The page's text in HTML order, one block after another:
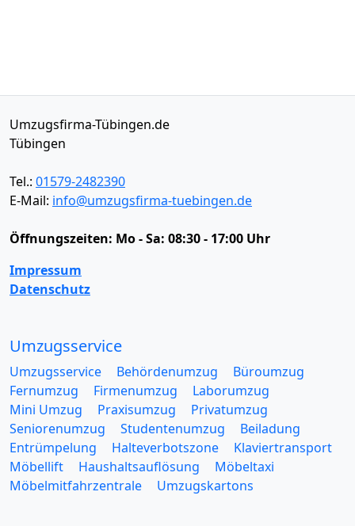
Umzugsfirma-Tübingen.de
Tübingen
Tel.: 01579-2482390
E-Mail: info@umzugsfirma-tuebingen.de
Öffnungszeiten: Mo - Sa: 08:30 - 17:00 Uhr
Impressum
Datenschutz
Umzugsservice
Umzugsservice Behördenumzug
Büroumzug
Fernumzug
Firmenumzug
Laborumzug
Mini Umzug
Praxisumzug
Privatumzug
Seniorenumzug
Studentenumzug
Beiladung
Entrümpelung
Halteverbotszone
Klaviertransport
Möbellift
Haushaltsauflösung
Möbeltaxi
Möbelmitfahrzentrale
Umzugskartons